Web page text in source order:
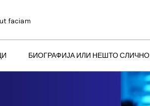
faciam
БИОГРАФИЈА ИЛИ НЕШТО СЛИЧНО